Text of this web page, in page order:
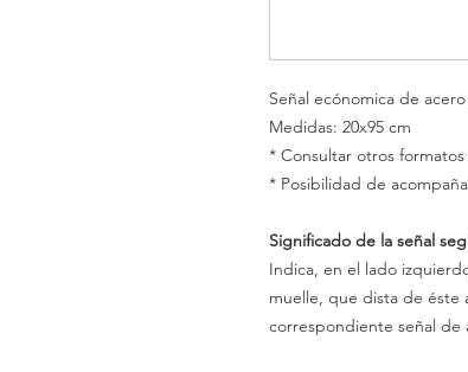
Señal ecónomica de
Medidas: 20x95 cm
* Consultar otros
* Posibilidad de
Significado de la señal
Indica, en el lado
muelle, que dista de éste
correspondiente señal